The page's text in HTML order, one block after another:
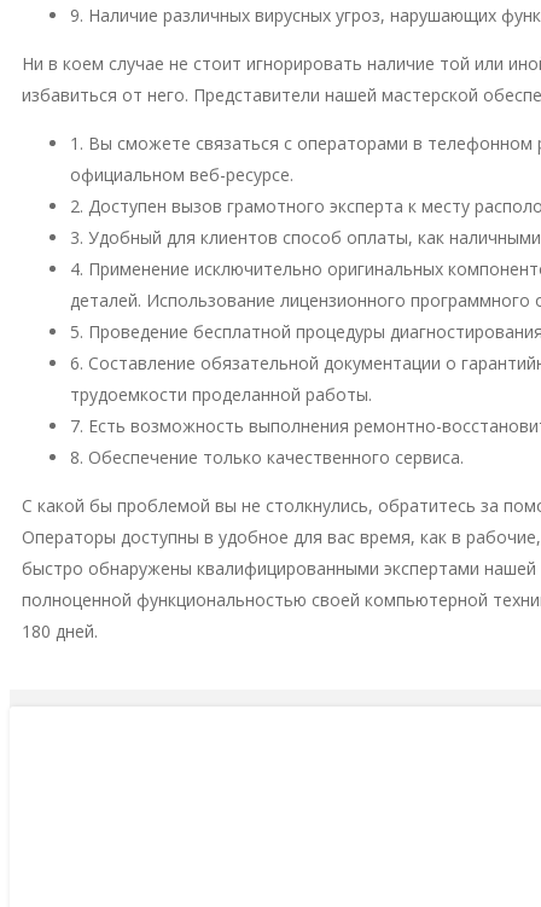
9. Наличие различных вирусных угроз, нарушающих
Ни в коем случае не стоит игнорировать наличие той или
избавиться от него. Представители нашей мастерской
1. Вы сможете связаться с операторами в
официальном веб-ресурсе.
2. Доступен вызов грамотного эксперта к месту
3. Удобный для клиентов способ оплаты, как
4. Применение исключительно оригинальных
деталей. Использование лицензионного
5. Проведение бесплатной процедуры
6. Составление обязательной документации о
трудоемкости проделанной работы.
7. Есть возможность выполнения ремонтно-
8. Обеспечение только качественного сервиса.
С какой бы проблемой вы не столкнулись, обратитесь за
Операторы доступны в удобное для вас время, как в
быстро обнаружены квалифицированными экспертами
полноценной функциональностью своей компьютерной
180 дней.